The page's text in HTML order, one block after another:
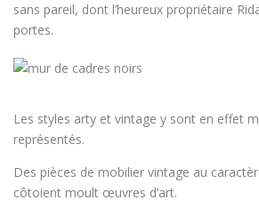
sans pareil, dont l’heureux propriétaire
portes.
Les styles arty et vintage y sont en effet
représentés.
Des pièces de mobilier vintage au
côtoient moult œuvres d’art.